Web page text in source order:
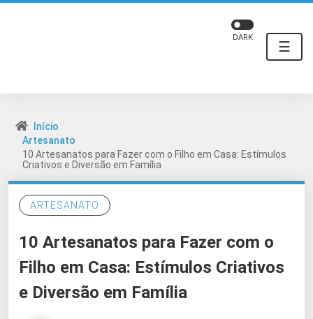
☰
DARK
Início
Artesanato
10 Artesanatos para Fazer com o Filho em Casa: Estímulos
Criativos e Diversão em Família
ARTESANATO
10 Artesanatos para Fazer com o
Filho em Casa: Estímulos Criativos
e Diversão em Família